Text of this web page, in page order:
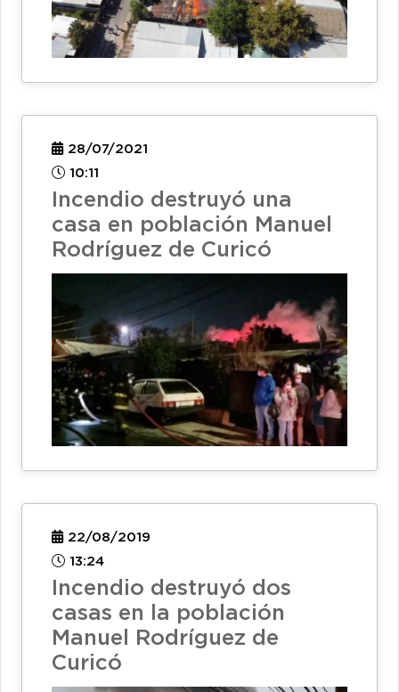
28/07/2021
10:11
Incendio destruyó una
casa en población Manuel
Rodríguez de Curicó
22/08/2019
13:24
Incendio destruyó dos
casas en la población
Manuel Rodríguez de
Curicó